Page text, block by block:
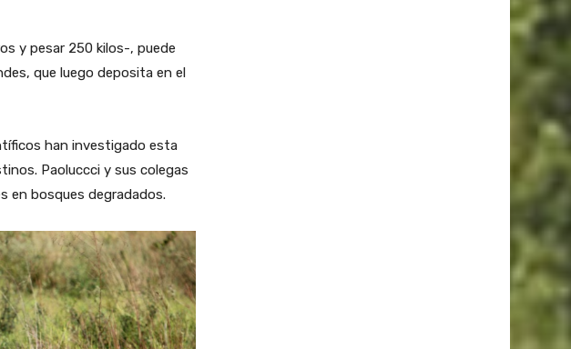
y pesar 250 kilos-, puede
que luego deposita en el
han investigado esta
Paoluccci y sus colegas
en bosques degradados.